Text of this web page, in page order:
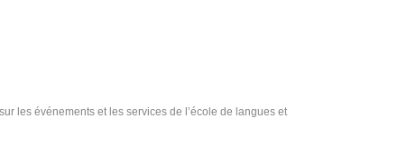
les événements et les services de l’école de langues et